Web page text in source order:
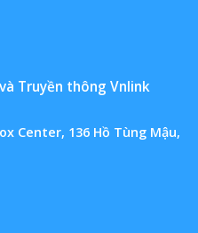
Truyền thông Vnlink
Center, 136 Hồ Tùng Mậu,